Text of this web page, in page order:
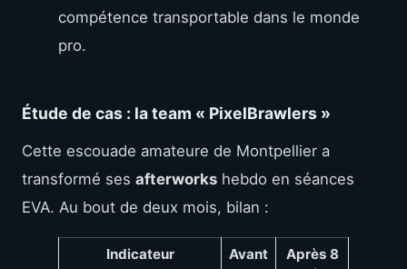
compétence transportable dans le monde
pro.
Étude de cas : la team « PixelBrawlers »
Cette escouade amateure de Montpellier a
transformé ses afterworks hebdo en séances
EVA. Au bout de deux mois, bilan :
Indicateur
Avant
Après 8